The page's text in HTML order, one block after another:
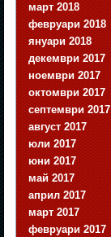
март 2018
февруари 2018
януари 2018
декември 2017
ноември 2017
октомври 2017
септември 2017
август 2017
юли 2017
юни 2017
май 2017
април 2017
март 2017
февруари 2017